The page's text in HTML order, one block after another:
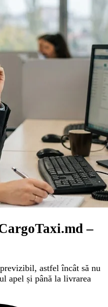
–
astfel încât să nu
apel și până la livrarea